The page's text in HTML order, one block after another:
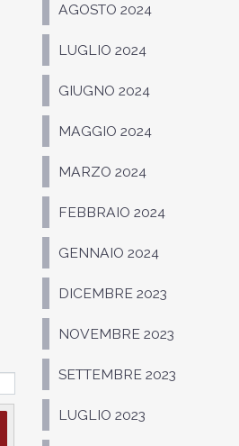
AGOSTO 2024
LUGLIO 2024
GIUGNO 2024
MAGGIO 2024
MARZO 2024
FEBBRAIO 2024
GENNAIO 2024
DICEMBRE 2023
NOVEMBRE 2023
SETTEMBRE 2023
LUGLIO 2023